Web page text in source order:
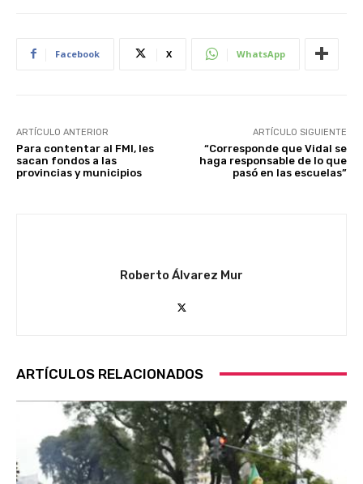
Facebook X WhatsApp
ARTÍCULO ANTERIOR
Para contentar al FMI, les
sacan fondos a las
provincias y municipios
ARTÍCULO SIGUIENTE
“Corresponde que Vidal se
haga responsable de lo que
pasó en las escuelas”
Roberto Álvarez Mur
ARTÍCULOS RELACIONADOS